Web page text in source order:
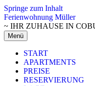
Springe zum Inhalt
Ferienwohnung Müller
~ IHR ZUHAUSE IN
Menü
START
APARTMENTS
PREISE
RESERVIERUNG